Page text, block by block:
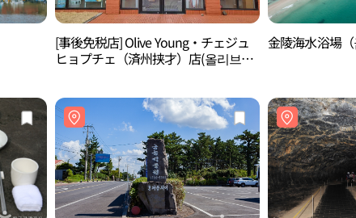
[事後免税店] Olive Young・チェジュ
ヒョプチェ（済州挟才）店(올리브영
金陵海水浴場（